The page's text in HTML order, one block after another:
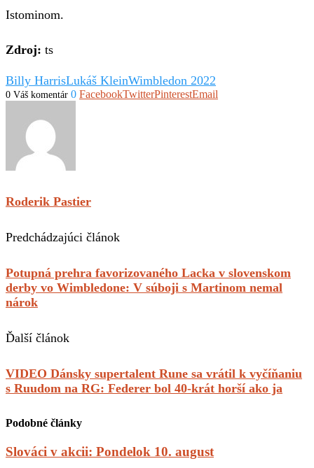
Istominom.
Zdroj: ts
Billy HarrisLukáš KleinWimbledon 2022
0 Váš komentár 0 FacebookTwitterPinterestEmail
Roderik Pastier
Predchádzajúci článok
Potupná prehra favorizovaného Lacka v slovenskom
derby vo Wimbledone: V súboji s Martinom nemal
nárok
Ďalší článok
VIDEO Dánsky supertalent Rune sa vrátil k vyčíňaniu
s Ruudom na RG: Federer bol 40-krát horší ako ja
Podobné články
Slováci v akcii: Pondelok 10. august